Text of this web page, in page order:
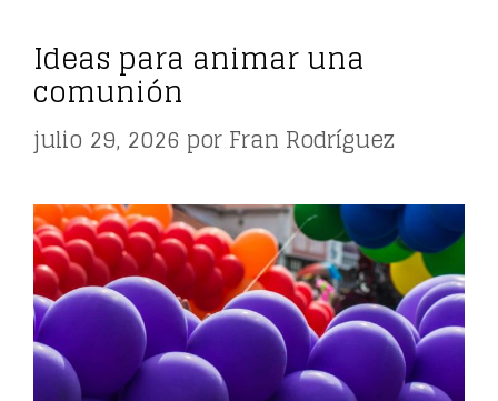
Ideas para animar una
comunión
julio 29, 2026 porFran Rodríguez